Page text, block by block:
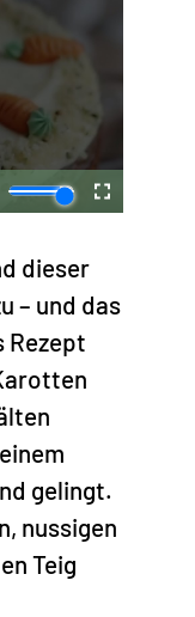
dieser
– und das
Rezept
gelingt.
nussigen
Teig